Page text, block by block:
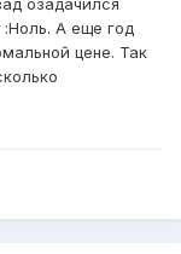
озадачился
:Ноль. А еще год
цене. Так